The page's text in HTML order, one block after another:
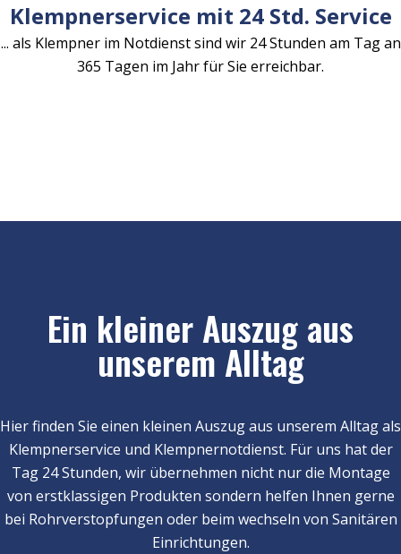
Klempnerservice mit 24 Std. Service
... als Klempner im Notdienst sind wir 24 Stunden am Tag an
365 Tagen im Jahr für Sie erreichbar.
Ein kleiner Auszug aus
unserem Alltag
Hier finden Sie einen kleinen Auszug aus unserem Alltag als
Klempnerservice und Klempnernotdienst. Für uns hat der
Tag 24 Stunden, wir übernehmen nicht nur die Montage
von erstklassigen Produkten sondern helfen Ihnen gerne
bei Rohrverstopfungen oder beim wechseln von Sanitären
Einrichtungen.